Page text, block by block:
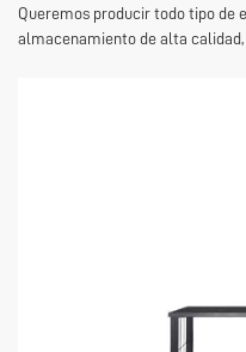
Queremos producir todo tipo de
almacenamiento de alta